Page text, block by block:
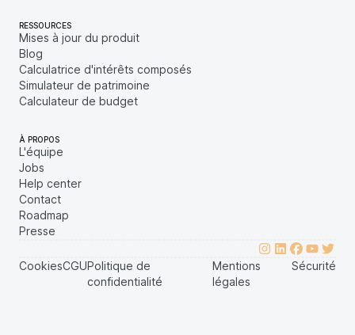
RESSOURCES
Mises à jour du produit
Blog
Calculatrice d'intérêts composés
Simulateur de patrimoine
Calculateur de budget
À PROPOS
L'équipe
Jobs
Help center
Contact
Roadmap
Presse
CookiesCGUPolitique de
confidentialité
Mentions
légales
Sécurité